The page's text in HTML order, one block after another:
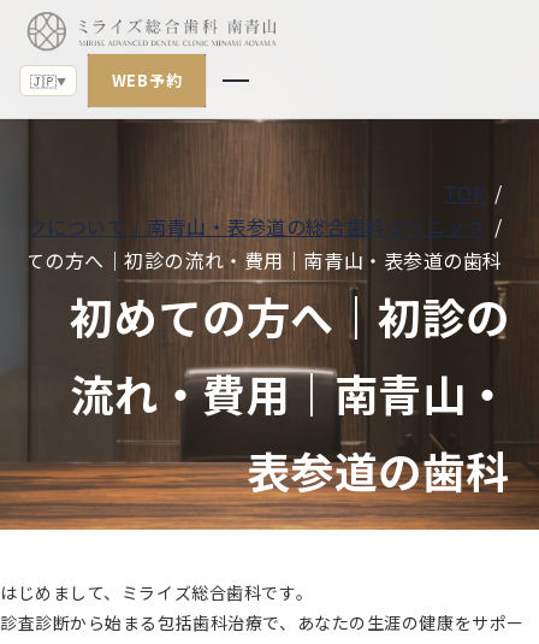
🇯🇵▼ WEB予約
当院の特徴
クリニックについて
お知らせ
TOP
ックについて｜南青山・表参道の総合歯科クリニック
ての方へ｜初診の流れ・費用｜南青山・表参道の歯科
初めての方へ｜初診の
流れ・費用｜南青山・
表参道の歯科
はじめまして、ミライズ総合歯科です。
診査診断から始まる包括歯科治療で、あなたの生涯の健康をサポー